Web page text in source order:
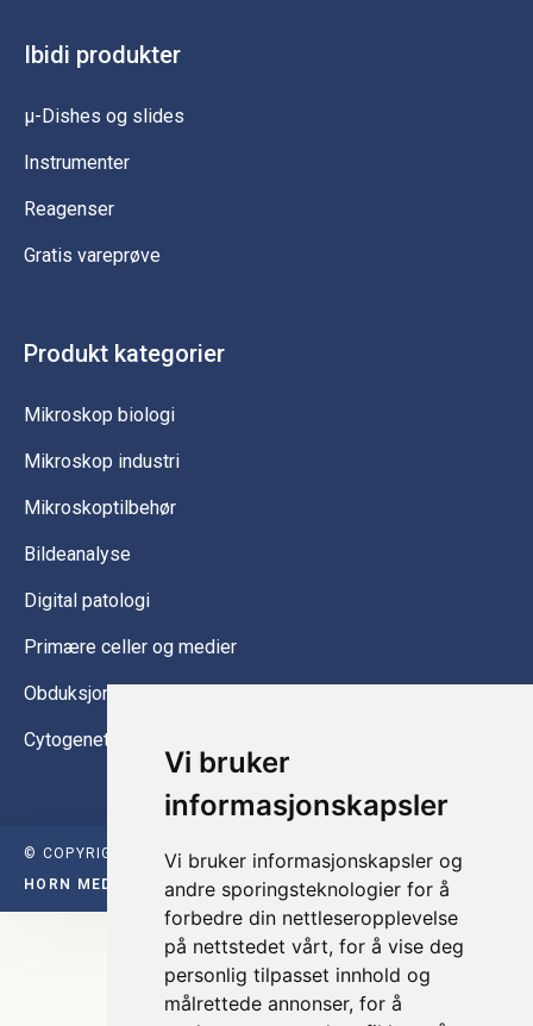
Vi bruker
informasjonskapsler
Vi bruker informasjonskapsler og
andre sporingsteknologier for å
forbedre din nettleseropplevelse
på nettstedet vårt, for å vise deg
personlig tilpasset innhold og
målrettede annonser, for å
Ibidi produkter
µ-Dishes og slides
Instrumenter
Reagenser
Gratis vareprøve
Produkt kategorier
Mikroskop biologi
Mikroskop industri
Mikroskoptilbehør
Bildeanalyse
Digital patologi
Primære celler og medier
Obduksjonsutstyr
Cytogenetikk
© COPYRIGHT INTER INSTRUMENT 2026 | DESIGNET AV
HORN MEDIA 2021